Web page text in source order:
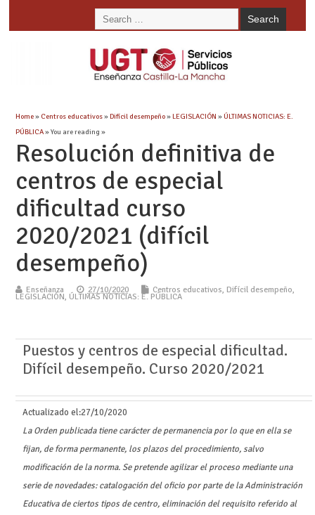
Home» Centros educativos»Difícil desempeño»LEGISLACIÓN »ÚLTIMAS NOTICIAS: E.
PÚBLICA» You are reading »
Resolución definitiva de
centros de especial
dificultad curso
2020/2021 (difícil
desempeño)
Enseñanza 27/10/2020 Centros educativos, Difícil desempeño,
LEGISLACIÓN, ÚLTIMAS NOTICIAS: E. PÚBLICA
Puestos y centros de especial dificultad.
Difícil desempeño. Curso 2020/2021
Actualizado el:27/10/2020
La Orden publicada tiene carácter de permanencia por lo que en ella se
fijan, de forma permanente, los plazos del procedimiento, salvo
modificación de la norma. Se pretende agilizar el proceso mediante una
serie de novedades: catalogación del oficio por parte de la Administración
Educativa de ciertos tipos de centro, eliminación del requisito referido al